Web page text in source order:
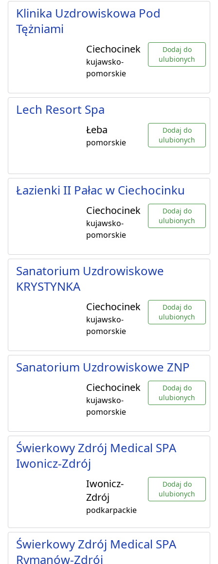
Klinika Uzdrowiskowa Pod
Tężniami
Ciechocinek
kujawsko-
pomorskie
Dodaj do
ulubionych
Lech Resort Spa
Łeba
pomorskie
Dodaj do
ulubionych
Łazienki II Pałac w Ciechocinku
Ciechocinek
kujawsko-
pomorskie
Dodaj do
ulubionych
Sanatorium Uzdrowiskowe
KRYSTYNKA
Ciechocinek
kujawsko-
pomorskie
Dodaj do
ulubionych
Sanatorium Uzdrowiskowe ZNP
Ciechocinek
kujawsko-
pomorskie
Dodaj do
ulubionych
Świerkowy Zdrój Medical SPA
Iwonicz-Zdrój
Iwonicz-
Zdrój
podkarpackie
Dodaj do
ulubionych
Świerkowy Zdrój Medical SPA
Rymanów-Zdrój